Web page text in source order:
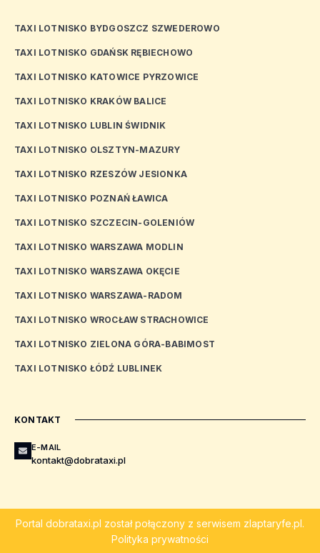
TAXI LOTNISKO BYDGOSZCZ SZWEDEROWO
TAXI LOTNISKO GDAŃSK RĘBIECHOWO
TAXI LOTNISKO KATOWICE PYRZOWICE
TAXI LOTNISKO KRAKÓW BALICE
TAXI LOTNISKO LUBLIN ŚWIDNIK
TAXI LOTNISKO OLSZTYN-MAZURY
TAXI LOTNISKO RZESZÓW JESIONKA
TAXI LOTNISKO POZNAŃ ŁAWICA
TAXI LOTNISKO SZCZECIN-GOLENIÓW
TAXI LOTNISKO WARSZAWA MODLIN
TAXI LOTNISKO WARSZAWA OKĘCIE
TAXI LOTNISKO WARSZAWA-RADOM
TAXI LOTNISKO WROCŁAW STRACHOWICE
TAXI LOTNISKO ZIELONA GÓRA-BABIMOST
TAXI LOTNISKO ŁÓDŹ LUBLINEK
KONTAKT
E-MAIL
kontakt@dobrataxi.pl
Portal dobrataxi.pl został połączony z serwisem zlaptaryfe.pl.
Polityka prywatności